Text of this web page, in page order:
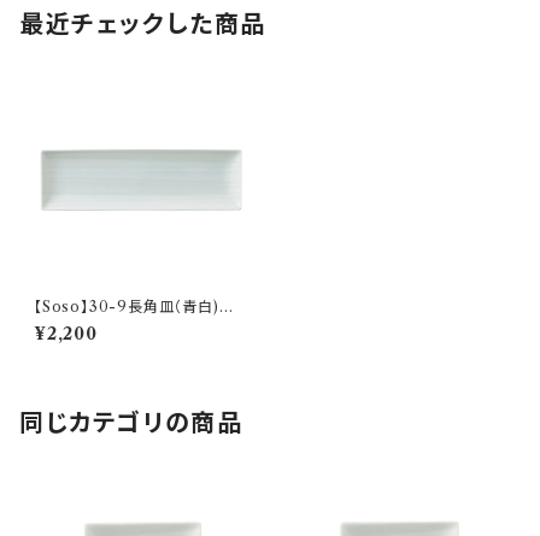
最近チェックした商品
【Soso】30-9長角皿（青白) O
-P31802
¥2,200
同じカテゴリの商品